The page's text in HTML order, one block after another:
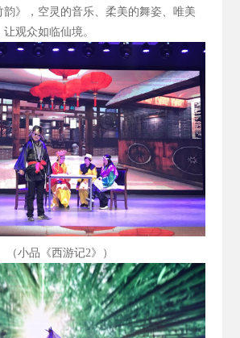
》，空灵的音乐、柔美的舞姿、唯美
观众如临仙境。
（小品《西游记2》）